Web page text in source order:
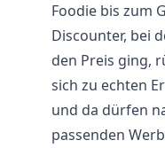
Foodie bis zum
Discounter, bei
den Preis ging,
sich zu echten
und da dürfen
passenden